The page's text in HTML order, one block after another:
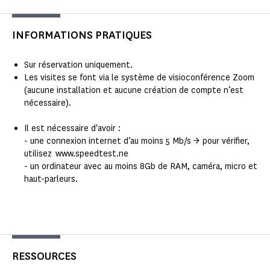
INFORMATIONS PRATIQUES
Sur réservation uniquement.
Les visites se font via le système de visioconférence Zoom
(aucune installation et aucune création de compte n’est
nécessaire).
Il est nécessaire d'avoir :
- une connexion internet d’au moins 5 Mb/s -> pour vérifier,
utilisez www.speedtest.ne
- un ordinateur avec au moins 8Gb de RAM, caméra, micro et
haut-parleurs.
RESSOURCES